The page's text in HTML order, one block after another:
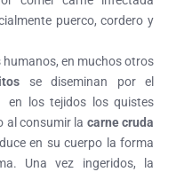
puerco, cordero y
humanos, en muchos otros
se diseminan por el
los tejidos los quistes
al consumir la carne cruda
en su cuerpo la forma
Una vez ingeridos, la